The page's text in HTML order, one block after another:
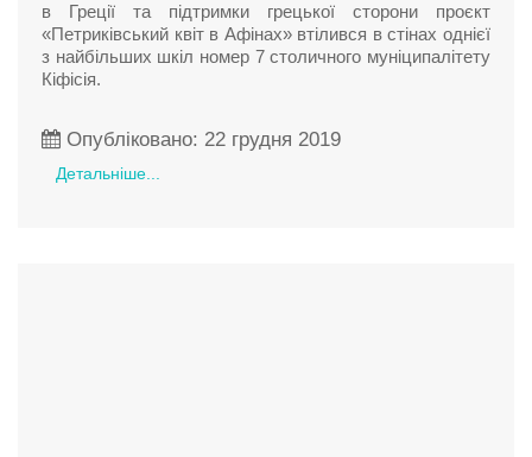
в Греції та підтримки грецької сторони проєкт
«Петриківський квіт в Афінах» втілився в стінах однієї
з найбільших шкіл номер 7 столичного муніципалітету
Кіфісія.
Опубліковано: 22 грудня 2019
Детальніше...